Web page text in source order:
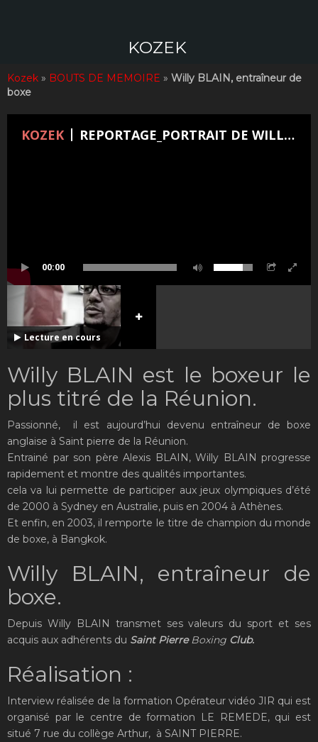
KOZEK
Kozek » BOUTS DE MEMOIRE » Willy BLAIN, entraîneur de
boxe
00:00
KOZEK REPORTAGE_PORTRAIT DE WILLY BLAIN, entraîneur de boxe
Lecture en cours
Willy BLAIN est le boxeur le
plus titré de la Réunion.
Passionné, il est aujourd’hui devenu entraîneur de boxe
anglaise à Saint pierre de la Réunion.
Entrainé par son père Alexis BLAIN, Willy BLAIN progresse
rapidement et montre des qualités importantes.
cela va lui permette de participer aux jeux olympiques d’été
de 2000 à Sydney en Australie, puis en 2004 à Athènes.
Et enfin, en 2003, il remporte le titre de champion du monde
de boxe, à Bangkok.
Willy BLAIN, entraîneur de
boxe.
Depuis Willy BLAIN transmet ses valeurs du sport et ses
acquis aux adhérents du Saint PierreBoxing Club.
Réalisation :
Interview réalisée de la formation Opérateur vidéo JIR qui est
organisé par le centre de formation LE REMEDE, qui est
situé 7 rue du collège Arthur, à SAINT PIERRE.